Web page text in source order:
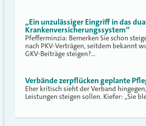
„Ein unzulässiger Eingriff in das
Krankenversicherungssystem“
Pfefferminzia: Bemerken Sie schon
nach PKV-Verträgen, seitdem bekannt
GKV-Beiträge steigen?…
Verbände zerpflücken geplante
Eher kritisch sieht der Verband
Leistungen steigen sollen. Kiefer: „Sie